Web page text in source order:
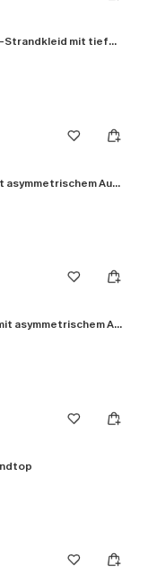
Weißes Transparentes Mini-Strandkleid mit tiefem Ausschnitt
Gestreiftes Strand-Top mit asymmetrischem Ausschnitt
Beiges Strick-Strand-Top mit asymmetrischem Ausschnitt